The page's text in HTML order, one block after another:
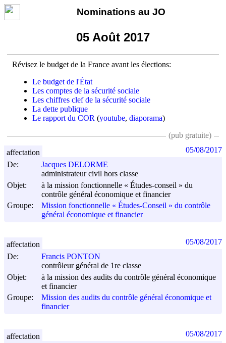
Nominations au JO
05 Août 2017
Révisez le budget de la France avant les élections:
Le budget de l'État
Les comptes de la sécurité sociale
Les chiffres clef de la sécurité sociale
La dette publique
Le rapport du COR (youtube, diaporama)
(pub gratuite)
De:
Jacques DELORME
administrateur civil hors classe
Objet:
à la mission fonctionnelle « Études-conseil » du
contrôle général économique et financier
Groupe:
Mission fonctionnelle « Études-Conseil » du contrôle
général économique et financier
affectation 05/08/2017
De:
Francis PONTON
contrôleur général de 1re classe
Objet:
à la mission des audits du contrôle général économique
et financier
Groupe:
Mission des audits du contrôle général économique et
financier
affectation 05/08/2017
affectation 05/08/2017